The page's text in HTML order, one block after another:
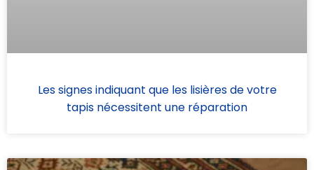
Les signes indiquant que les lisières de votre
tapis nécessitent une réparation